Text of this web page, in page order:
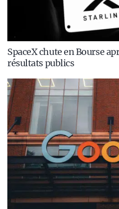
SpaceX chute en Bourse
résultats publics